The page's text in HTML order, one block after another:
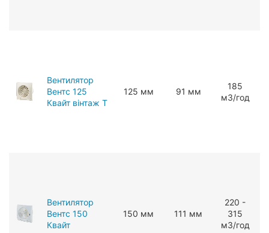
Вентилятор
Вентс 125
Квайт вінтаж Т
125 мм 91 мм
185
мЗ/год
Вентилятор
Вентс 150
Квайт
150 мм 111 мм
220 -
315
мЗ/год